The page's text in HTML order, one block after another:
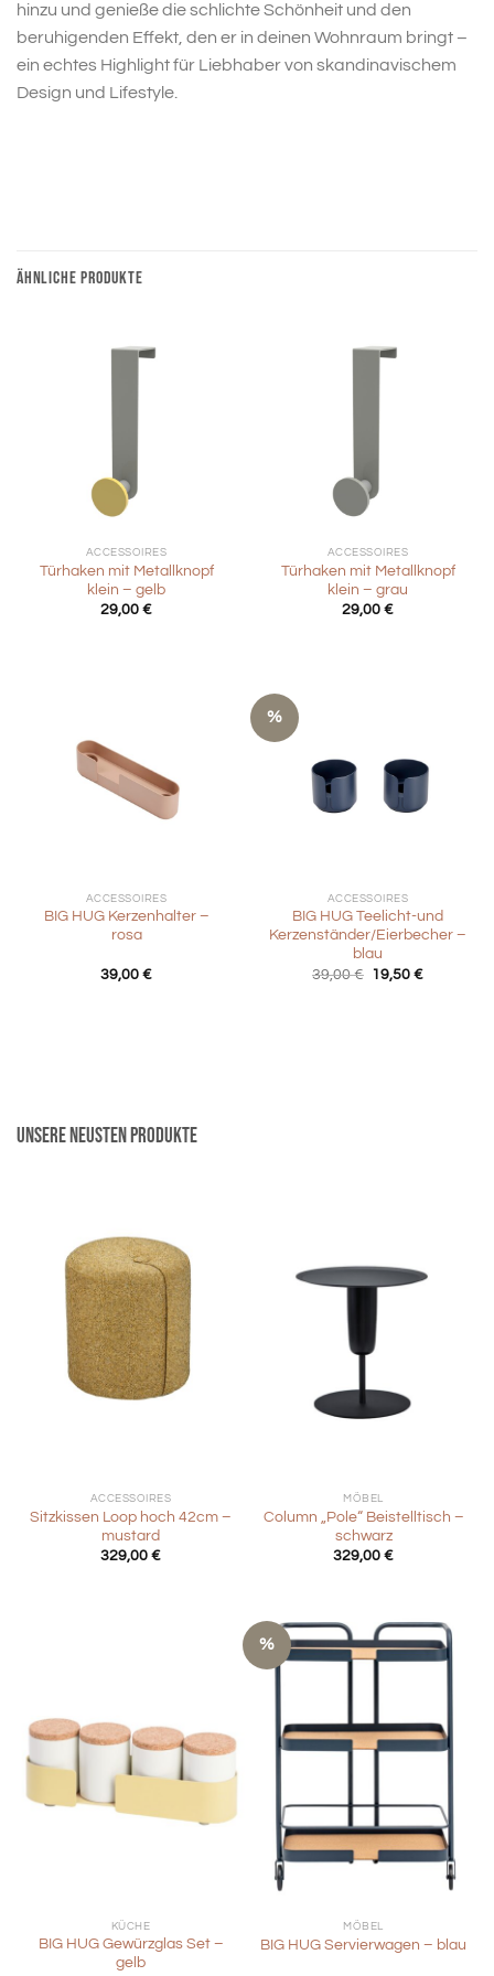
hinzu und genieße die schlichte Schönheit und den
beruhigenden Effekt, den er in deinen Wohnraum bringt –
ein echtes Highlight für Liebhaber von skandinavischem
Design und Lifestyle.
ÄHNLICHE PRODUKTE
ACCESSOIRES
Türhaken mit Metallknopf
klein – gelb
29,00 €
ACCESSOIRES
Türhaken mit Metallknopf
klein – grau
29,00 €
ACCESSOIRES
BIG HUG Kerzenhalter –
rosa
39,00 €
%
ACCESSOIRES
BIG HUG Teelicht-und
Kerzenständer/Eierbecher –
blau
39,00€ Ursprünglicher
19,50€Aktueller
Unsere neusten Produkte
ACCESSOIRES
Sitzkissen Loop hoch 42cm –
mustard
329,00 €
MÖBEL
Column „Pole“ Beistelltisch –
schwarz
329,00 €
KÜCHE
BIG HUG Gewürzglas Set –
gelb
%
MÖBEL
BIG HUG Servierwagen – blau